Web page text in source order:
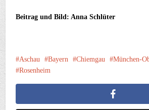
Beitrag und Bild: Anna Schlüter
Aschau Bayern Chiemgau
München-
Rosenheim